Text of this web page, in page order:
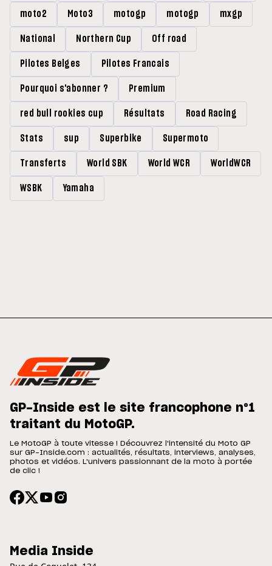
moto2 Moto3 motogp motogp mxgp
National Northern Cup Off road
Pilotes Belges Pilotes Francais
Pourquoi s'abonner ? Premium
red bull rookies cup Résultats Road Racing
Stats sup Superbike Supermoto
Transferts World SBK World WCR WorldWCR
WSBK Yamaha
GP-Inside est le site francophone n°1
traitant du MotoGP.
Le MotoGP à toute vitesse ! Découvrez l'intensité du Moto GP
sur GP-Inside.com : actualités, résultats, interviews, analyses,
photos et vidéos. L'univers passionnant de la moto à portée
de clic !
Media Inside